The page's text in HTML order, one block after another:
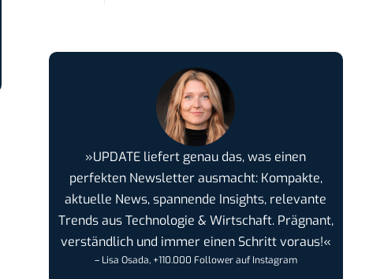
»UPDATE liefert genau das, was einen
perfekten Newsletter ausmacht: Kompakte,
aktuelle News, spannende Insights, relevante
Trends aus Technologie & Wirtschaft. Prägnant,
verständlich und immer einen Schritt voraus!«
– Lisa Osada, +110.000 Follower auf Instagram